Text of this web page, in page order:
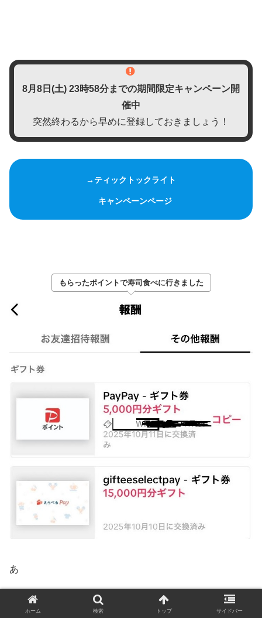
8月8日(土) 23時58分までの期間限定キャンペーン開
催中
突然終わるから早めに登録しておきましょう！
→ティックトックライト
キャンペーンページ
もらったポイントで寿司食べに行きました
あ
ホーム 検索 トップ サイドバー